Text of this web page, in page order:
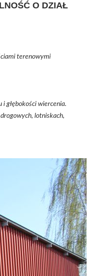
O DZIAŁ
terenowymi
głębokości wiercenia.
lotniskach,